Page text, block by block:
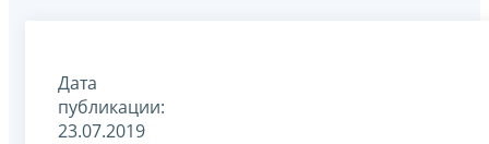
Дата
публикации:
23.07.2019